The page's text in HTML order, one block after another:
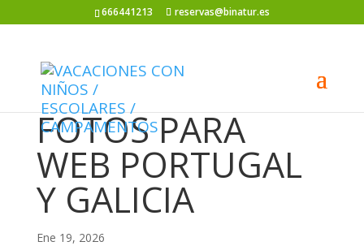
666441213 reservas@binatur.es
FOTOS PARA
WEB PORTUGAL
Y GALICIA
Ene 19, 2026